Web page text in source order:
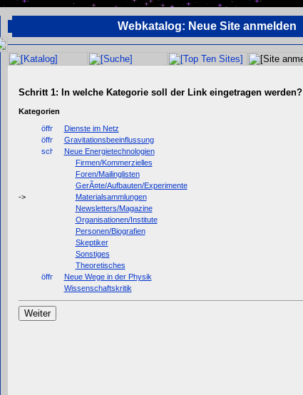
Webkatalog: Neue Site anmelden
Schritt 1: In welche Kategorie soll der Link eingetragen werden?
Kategorien
Dienste im Netz
Gravitationsbeeinflussung
Neue Energietechnologien
Firmen/Kommerzielles
Foren/Mailinglisten
GerÃ¤te/Aufbauten/Experimente
Materialsammlungen
Newsletters/Magazine
Organisationen/Institute
Personen/Biografien
Skeptiker
Sonstiges
Theoretisches
Neue Wege in der Physik
Wissenschaftskritik